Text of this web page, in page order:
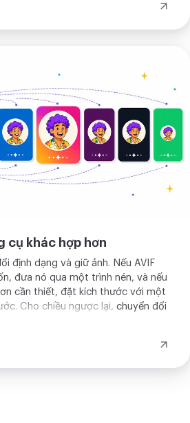
đã chạy.
cụ khác hợp hơn
định dạng và giữ ảnh. Nếu AVIF
đưa nó qua một trình nén, và nếu
cần thiết, đặt kích thước với một
Cho chiều ngược lại, chuyển đổi